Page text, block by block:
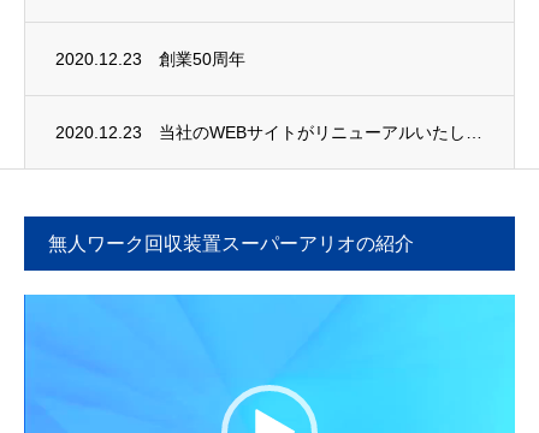
2020.12.23 創業50周年
2020.12.23
無人ワーク回収装置スーパーアリオの紹介